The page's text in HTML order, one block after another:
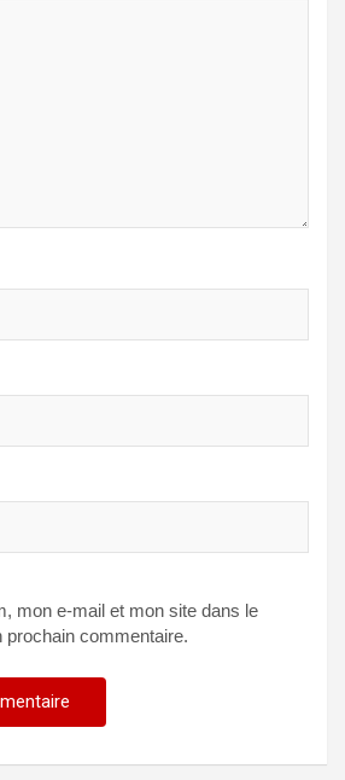
mon e-mail et mon site dans le
prochain commentaire.